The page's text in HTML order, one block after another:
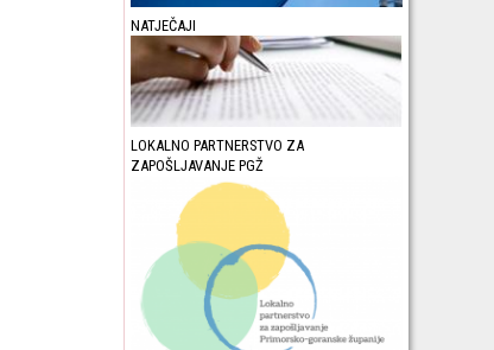
NATJEČAJI
LOKALNO PARTNERSTVO ZA
ZAPOŠLJAVANJE PGŽ